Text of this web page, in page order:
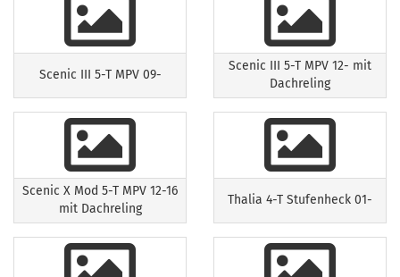
Scenic III 5-T MPV 09-
Scenic III 5-T MPV 12- mit
Dachreling
Scenic X Mod 5-T MPV 12-16
mit Dachreling
Thalia 4-T Stufenheck 01-